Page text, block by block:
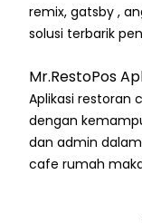
remix, gatsby ,
solusi terbarik
Mr.RestoPos
Aplikasi restoran
dengan
dan admin
cafe rumah